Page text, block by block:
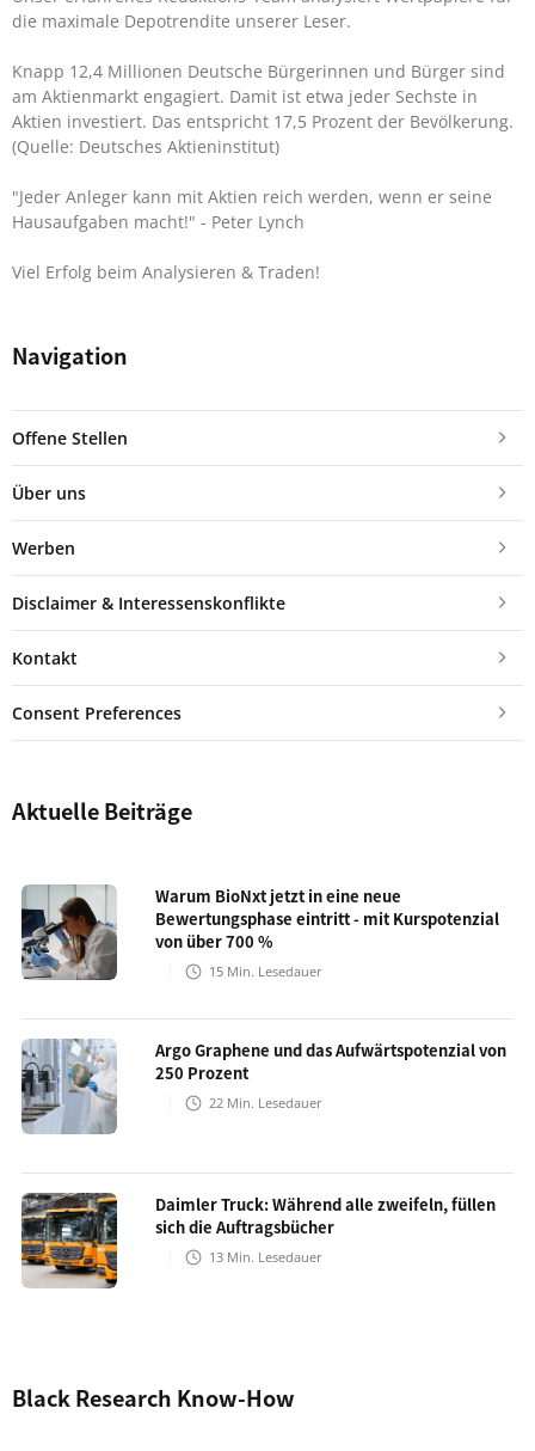
die maximale Depotrendite unserer Leser.
Knapp 12,4 Millionen Deutsche Bürgerinnen und Bürger sind
am Aktienmarkt engagiert. Damit ist etwa jeder Sechste in
Aktien investiert. Das entspricht 17,5 Prozent der Bevölkerung.
(Quelle: Deutsches Aktieninstitut)
"Jeder Anleger kann mit Aktien reich werden, wenn er seine
Hausaufgaben macht!" - Peter Lynch
Viel Erfolg beim Analysieren & Traden!
Navigation
Offene Stellen
Über uns
Werben
Disclaimer & Interessenskonflikte
Kontakt
Consent Preferences
Aktuelle Beiträge
Warum BioNxt jetzt in eine neue
Bewertungsphase eintritt - mit Kurspotenzial
von über 700 %
15 Min. Lesedauer
Argo Graphene und das Aufwärtspotenzial von
250 Prozent
22 Min. Lesedauer
Daimler Truck: Während alle zweifeln, füllen
sich die Auftragsbücher
13 Min. Lesedauer
Black Research Know-How